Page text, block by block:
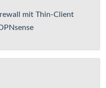
mit Thin-Client